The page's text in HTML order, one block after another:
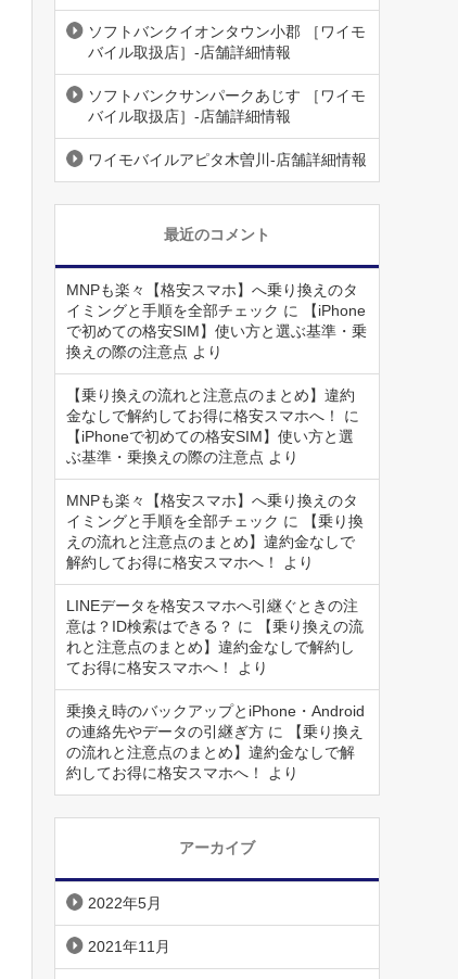
ソフトバンクイオンタウン小郡 ［ワイモ
バイル取扱店］-店舗詳細情報
ソフトバンクサンパークあじす ［ワイモ
バイル取扱店］-店舗詳細情報
ワイモバイルアピタ木曽川-店舗詳細情報
最近のコメント
MNPも楽々【格安スマホ】へ乗り換えのタ
イミングと手順を全部チェック に
【iPhone
で初めての格安SIM】使い方と選ぶ基準・乗
換えの際の注意点 より
【乗り換えの流れと注意点のまとめ】違約
金なしで解約してお得に格安スマホへ！
に
【iPhoneで初めての格安SIM】使い方と選
ぶ基準・乗換えの際の注意点 より
MNPも楽々【格安スマホ】へ乗り換えのタ
イミングと手順を全部チェック に
【乗り換
えの流れと注意点のまとめ】違約金なしで
解約してお得に格安スマホへ！
より
LINEデータを格安スマホへ引継ぐときの注
意は？ID検索はできる？ に
【乗り換えの流
れと注意点のまとめ】違約金なしで解約し
てお得に格安スマホへ！
より
乗換え時のバックアップとiPhone・Android
の連絡先やデータの引継ぎ方 に
【乗り換え
の流れと注意点のまとめ】違約金なしで解
約してお得に格安スマホへ！
より
アーカイブ
2022年5月
2021年11月